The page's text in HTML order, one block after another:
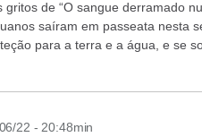
gritos de “O sangue derramado
saíram em passeata nesta
para a terra e a água, e se
22 - 20:48min